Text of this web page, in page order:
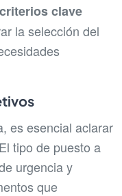
criterios clave
la selección del
es esencial aclarar
tipo de puesto a
urgencia y
que